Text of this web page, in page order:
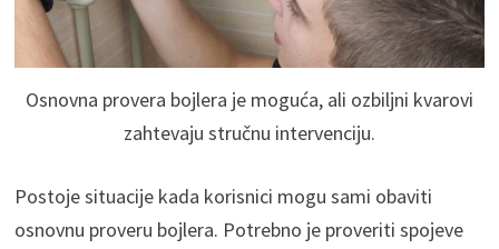
Osnovna provera bojlera je moguća, ali ozbiljni kvarovi
zahtevaju stručnu intervenciju.
Postoje situacije kada korisnici mogu sami obaviti
osnovnu proveru bojlera. Potrebno je proveriti spojeve